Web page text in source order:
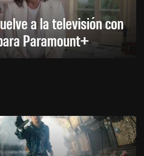
a la televisión con
Paramount+